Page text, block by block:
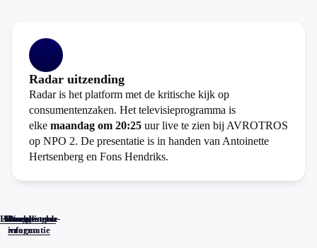
Radar uitzending
Radar is het platform met de kritische kijk op
consumentenzaken. Het televisieprogramma is
elke maandag om 20:25 uur live te zien bij AVROTROS
op NPO 2. De presentatie is in handen van Antoinette
Hertsenberg en Fons Hendriks.
Home
Actueel
Uitzendingen
Reacties
Programma-
informatie
Veelgestelde
vragen